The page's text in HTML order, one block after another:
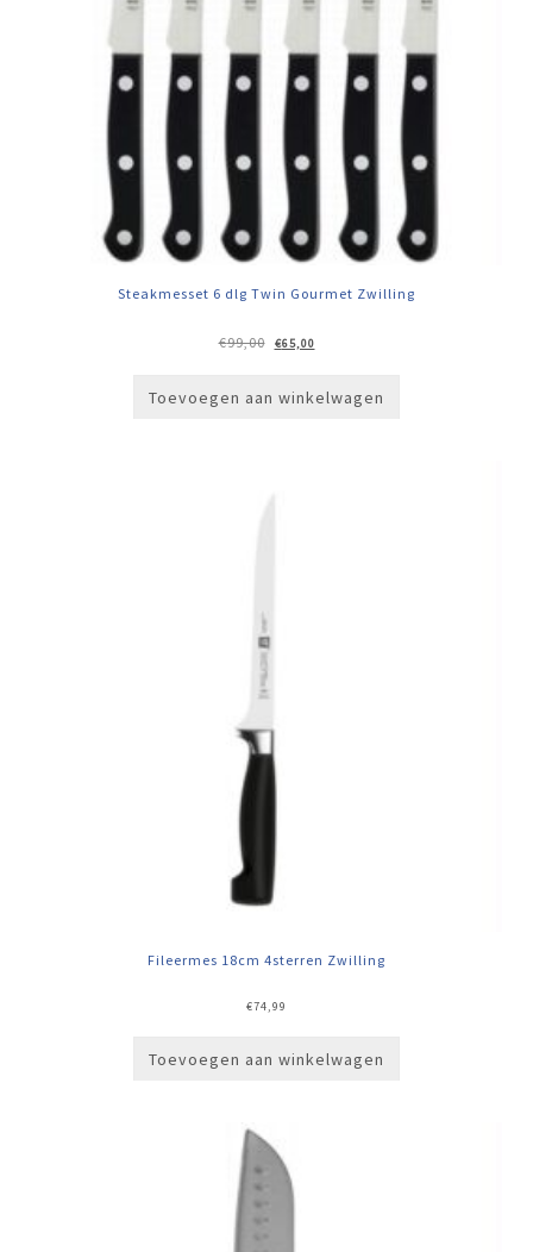
Steakmesset 6 dlg Twin Gourmet Zwilling
€99,00
Oorspronkelijke
prijs
€65,00Huidige
prijs
Toevoegen aan winkelwagen
Fileermes 18cm 4sterren Zwilling
€74,99
Toevoegen aan winkelwagen